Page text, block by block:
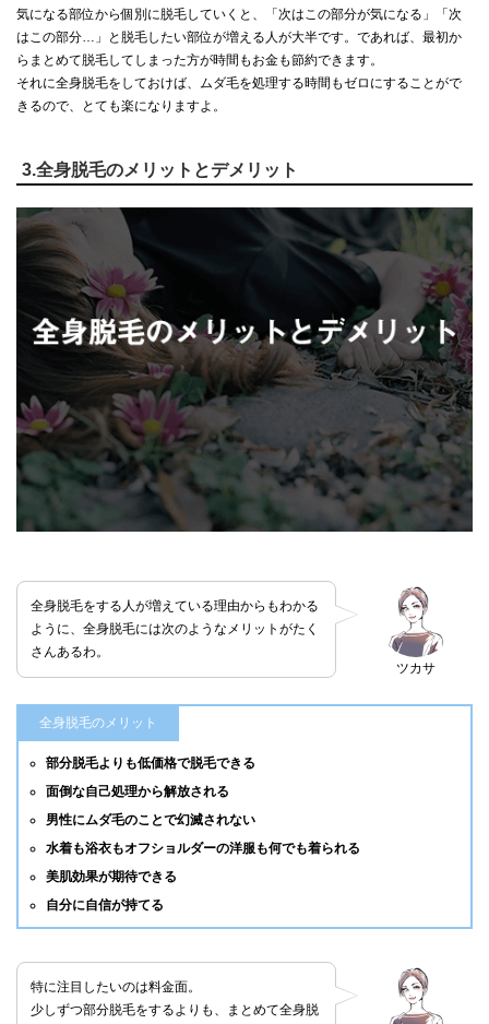
気になる部位から個別に脱毛していくと、「次はこの部分が気になる」「次
はこの部分…」と脱毛したい部位が増える人が大半です。であれば、最初か
らまとめて脱毛してしまった方が時間もお金も節約できます。
それに全身脱毛をしておけば、ムダ毛を処理する時間もゼロにすることがで
きるので、とても楽になりますよ。
3.全身脱毛のメリットとデメリット
ツカサ
全身脱毛をする人が増えている理由からもわかる
ように、全身脱毛には次のようなメリットがたく
さんあるわ。
全身脱毛のメリット
部分脱毛よりも低価格で脱毛できる
面倒な自己処理から解放される
男性にムダ毛のことで幻滅されない
水着も浴衣もオフショルダーの洋服も何でも着られる
美肌効果が期待できる
自分に自信が持てる
特に注目したいのは料金面。
少しずつ部分脱毛をするよりも、まとめて全身脱